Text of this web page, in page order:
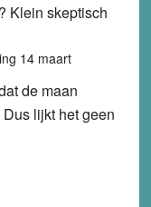
14 maart
de maan
lijkt het geen